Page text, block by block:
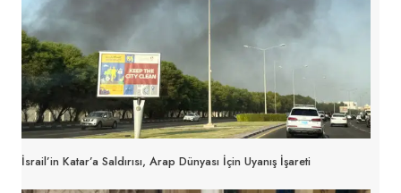
İsrail’in Katar’a Saldırısı, Arap Dünyası İçin Uyanış İşareti